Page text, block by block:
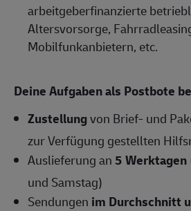
arbeitgeberfinanzierte
Altersvorsorge,
Mobilfunkanbietern, etc.
Deine Aufgaben als Postbote
Zustellungvon Brief- und
zur Verfügung gestellten
Auslieferung an5 Werktagen
und Samstag)
Sendungen im Durchschnitt